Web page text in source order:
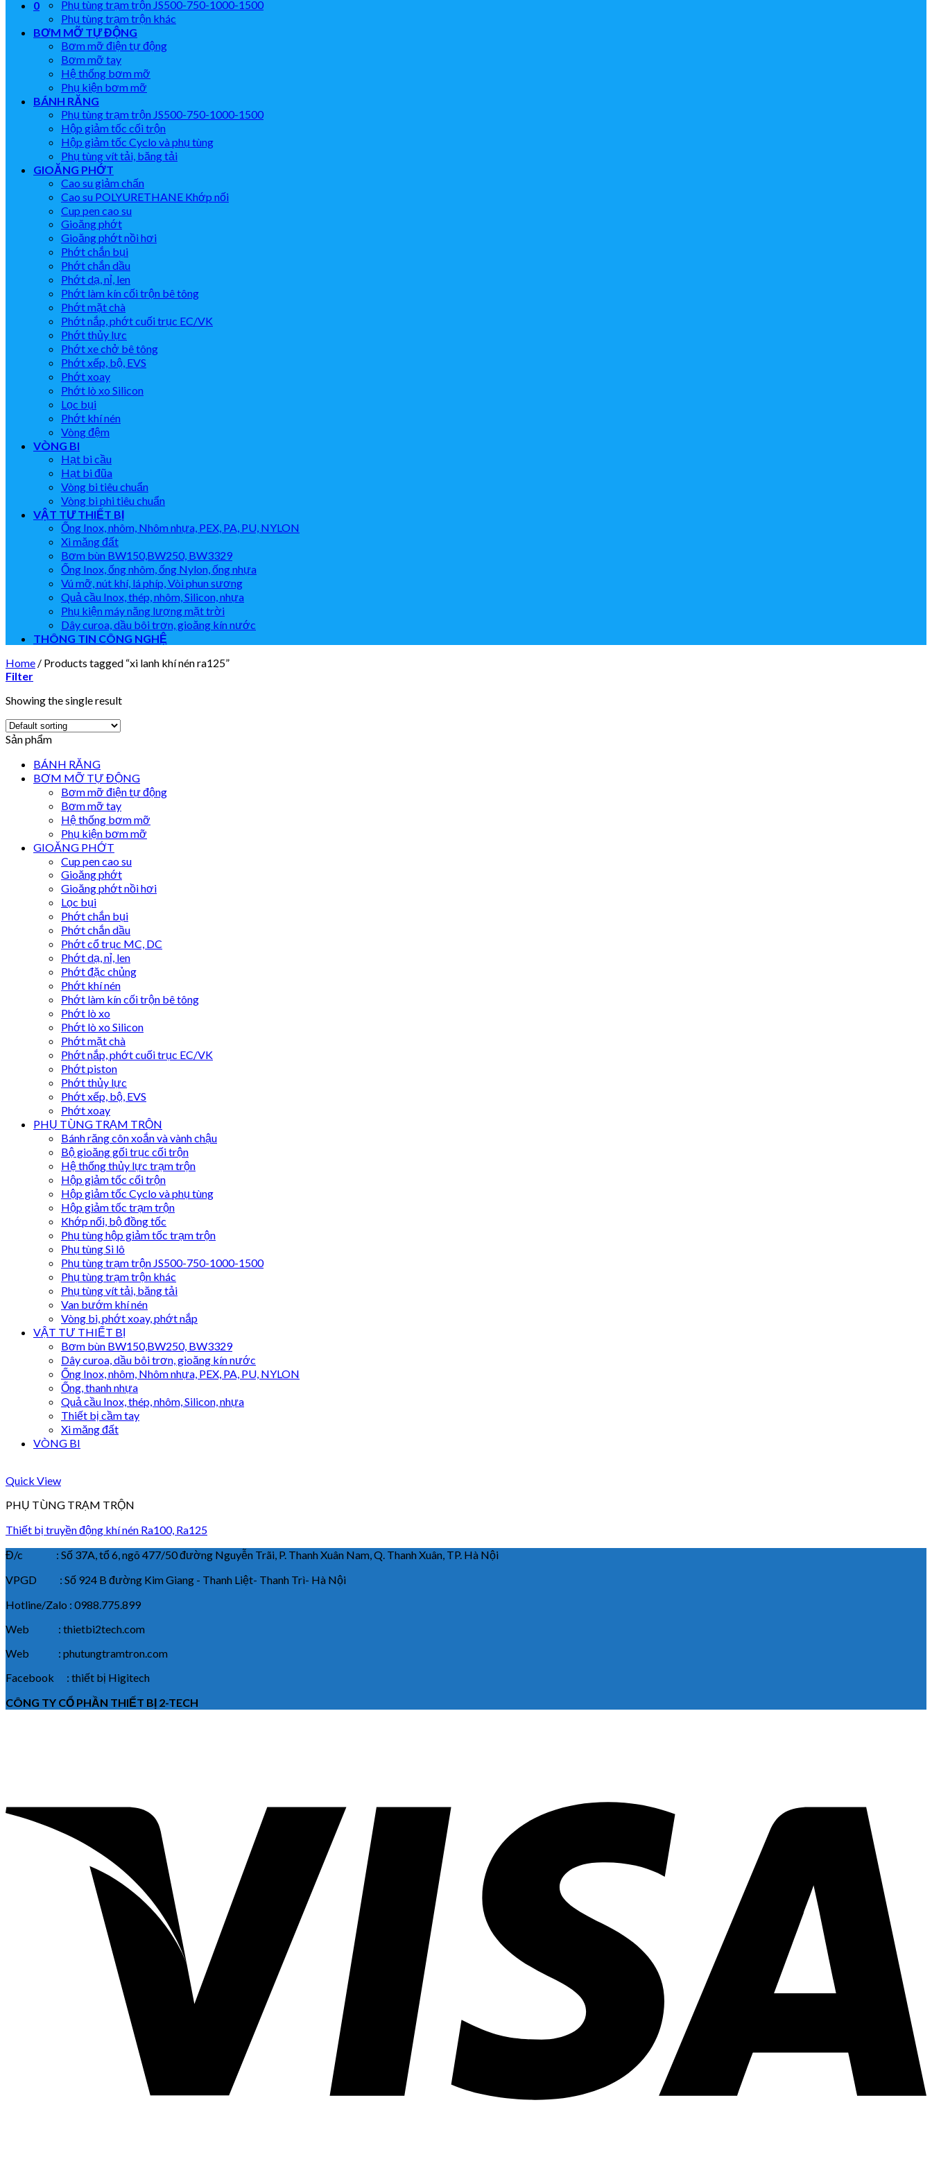
0
Phụ tùng trạm trộn JS500-750-1000-1500
Phụ tùng trạm trộn khác
BƠM MỠ TỰ ĐỘNG
Bơm mỡ điện tự động
Bơm mỡ tay
Hệ thống bơm mỡ
Phụ kiện bơm mỡ
BÁNH RĂNG
Phụ tùng trạm trộn JS500-750-1000-1500
Hộp giảm tốc cối trộn
Hộp giảm tốc Cyclo và phụ tùng
Phụ tùng vít tải, băng tải
GIOĂNG PHỚT
Cao su giảm chấn
Cao su POLYURETHANE Khớp nối
Cup pen cao su
Gioăng phớt
Gioăng phớt nồi hơi
Phớt chắn bụi
Phớt chắn dầu
Phớt dạ, nỉ, len
Phớt làm kín cối trộn bê tông
Phớt mặt chà
Phớt nắp, phớt cuối trục EC/VK
Phớt thủy lực
Phớt xe chở bê tông
Phớt xếp, bộ, EVS
Phớt xoay
Phớt lò xo Silicon
Lọc bụi
Phớt khí nén
Vòng đệm
VÒNG BI
Hạt bi cầu
Hạt bi đũa
Vòng bi tiêu chuẩn
Vòng bi phi tiêu chuẩn
VẬT TƯ THIẾT BỊ
Ống Inox, nhôm, Nhôm nhựa, PEX, PA, PU, NYLON
Xi măng đất
Bơm bùn BW150,BW250, BW3329
Ống Inox, ống nhôm, ống Nylon, ống nhựa
Vú mỡ, nút khí, lá phíp, Vòi phun sương
Quả cầu Inox, thép, nhôm, Silicon, nhựa
Phụ kiện máy năng lượng mặt trời
Dây curoa, dầu bôi trơn, gioăng kín nước
THÔNG TIN CÔNG NGHỆ
Home / Products tagged “xi lanh khí nén ra125”
Filter
Showing the single result
Sản phẩm
BÁNH RĂNG
BƠM MỠ TỰ ĐỘNG
Bơm mỡ điện tự động
Bơm mỡ tay
Hệ thống bơm mỡ
Phụ kiện bơm mỡ
GIOĂNG PHỚT
Cup pen cao su
Gioăng phớt
Gioăng phớt nồi hơi
Lọc bụi
Phớt chắn bụi
Phớt chắn dầu
Phớt cổ trục MC, DC
Phớt dạ, nỉ, len
Phớt đặc chủng
Phớt khí nén
Phớt làm kín cối trộn bê tông
Phớt lò xo
Phớt lò xo Silicon
Phớt mặt chà
Phớt nắp, phớt cuối trục EC/VK
Phớt piston
Phớt thủy lực
Phớt xếp, bộ, EVS
Phớt xoay
PHỤ TÙNG TRẠM TRỘN
Bánh răng côn xoắn và vành chậu
Bộ gioăng gối trục cối trộn
Hệ thống thủy lực trạm trộn
Hộp giảm tốc cối trộn
Hộp giảm tốc Cyclo và phụ tùng
Hộp giảm tốc trạm trộn
Khớp nối, bộ đồng tốc
Phụ tùng hộp giảm tốc trạm trộn
Phụ tùng Si lô
Phụ tùng trạm trộn JS500-750-1000-1500
Phụ tùng trạm trộn khác
Phụ tùng vít tải, băng tải
Van bướm khí nén
Vòng bi, phớt xoay, phớt nắp
VẬT TƯ THIẾT BỊ
Bơm bùn BW150,BW250, BW3329
Dây curoa, dầu bôi trơn, gioăng kín nước
Ống Inox, nhôm, Nhôm nhựa, PEX, PA, PU, NYLON
Ống, thanh nhựa
Quả cầu Inox, thép, nhôm, Silicon, nhựa
Thiết bị cầm tay
Xi măng đất
VÒNG BI
Quick View
PHỤ TÙNG TRẠM TRỘN
Thiết bị truyền động khí nén Ra100, Ra125
Đ/c : Số 37A, tổ 6, ngõ 477/50 đường Nguyễn Trãi, P. Thanh Xuân Nam, Q. Thanh Xuân, TP. Hà Nội
VPGD : Số 924 B đường Kim Giang - Thanh Liệt- Thanh Trì- Hà Nội
Hotline/Zalo : 0988.775.899
Web : thietbi2tech.com
Web : phutungtramtron.com
Facebook : thiết bị Higitech
CÔNG TY CỔ PHẦN THIẾT BỊ 2-TECH